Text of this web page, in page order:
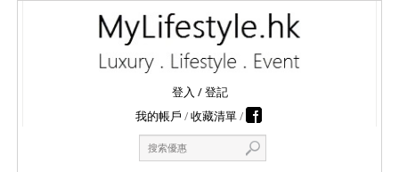
登入 /登記
我的帳戶
收藏清單